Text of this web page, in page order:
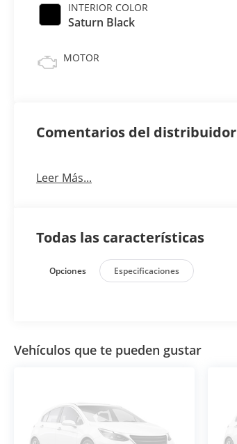
INTERIOR COLOR
Saturn Black
MOTOR
Comentarios del distribuidor
Leer Más...
Todas las características
Opciones Especificaciones
Vehículos que te pueden gustar